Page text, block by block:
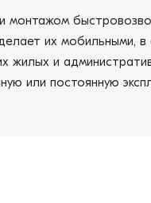
монтажом
их мобильными,
жилых и
или постоянную